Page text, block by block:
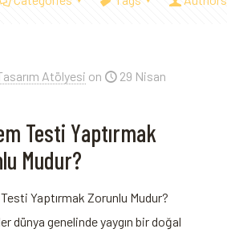
Atölyesi on
29 Nisan
Testi Yaptırmak
Mudur?
Yaptırmak Zorunlu Mudur?
dünya genelinde yaygın bir doğal